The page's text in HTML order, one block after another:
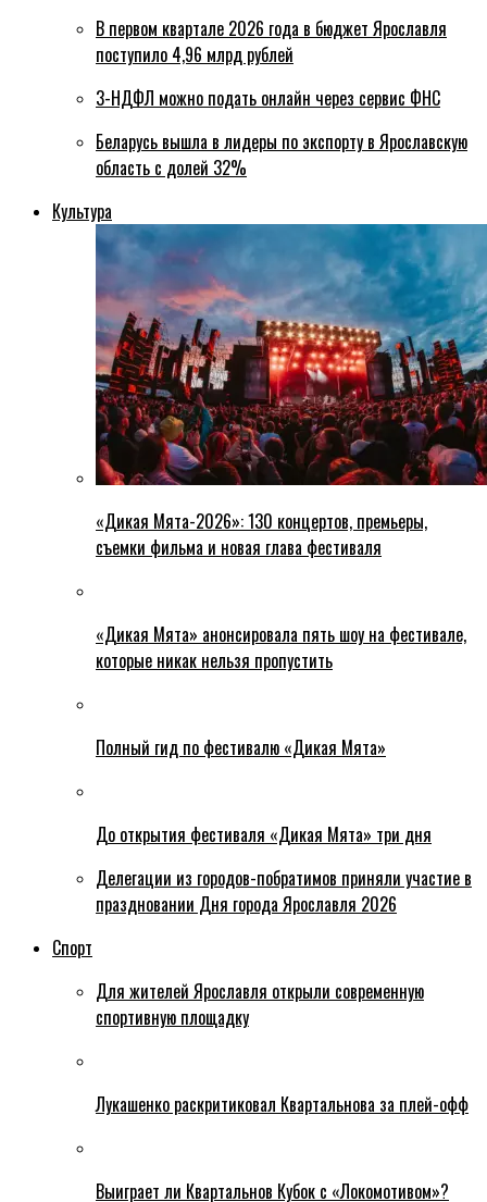
В первом квартале 2026 года в бюджет Ярославля
поступило 4,96 млрд рублей
3-НДФЛ можно подать онлайн через сервис ФНС
Беларусь вышла в лидеры по экспорту в Ярославскую
область с долей 32%
Культура
«Дикая Мята-2026»: 130 концертов, премьеры,
съемки фильма и новая глава фестиваля
«Дикая Мята» анонсировала пять шоу на фестивале,
которые никак нельзя пропустить
Полный гид по фестивалю «Дикая Мята»
До открытия фестиваля «Дикая Мята» три дня
Делегации из городов-побратимов приняли участие в
праздновании Дня города Ярославля 2026
Спорт
Для жителей Ярославля открыли современную
спортивную площадку
Лукашенко раскритиковал Квартальнова за плей-офф
Выиграет ли Квартальнов Кубок с «Локомотивом»?